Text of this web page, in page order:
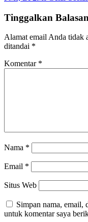
Tinggalkan Balasan
Alamat email Anda tidak
ditandai *
Komentar *
Nama *
Email *
Situs Web
Simpan nama, email,
untuk komentar saya